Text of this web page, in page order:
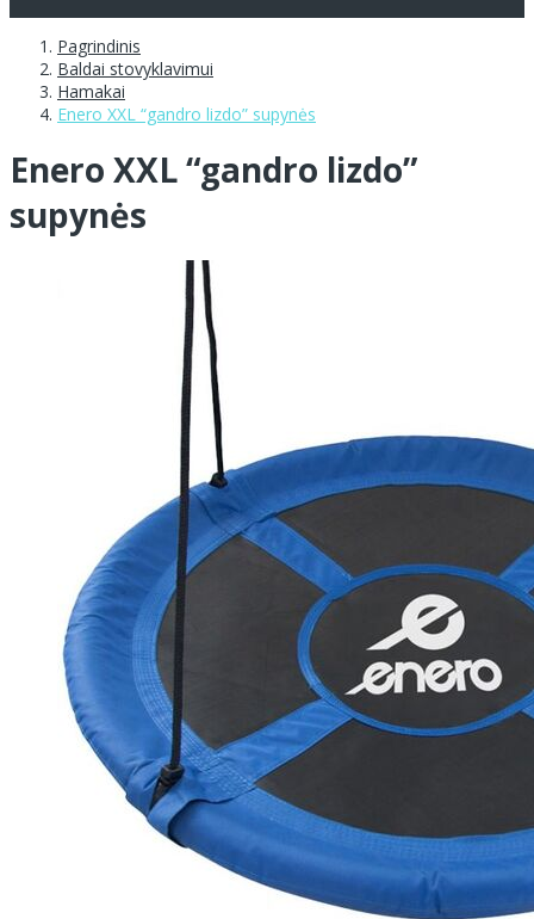
Pagrindinis
Baldai stovyklavimui
Hamakai
Enero XXL “gandro lizdo” supynės
Enero XXL “gandro lizdo”
supynės